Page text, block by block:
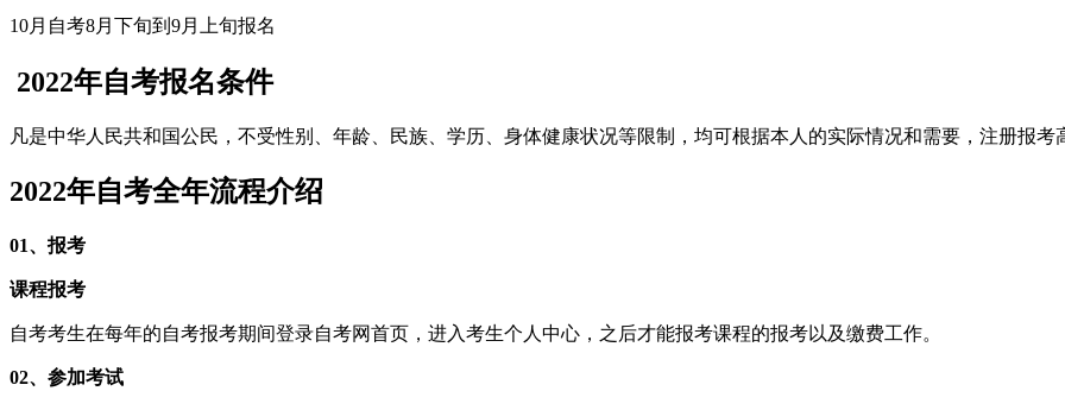
10月自考8月下旬到9月上旬报名
2022年自考报名条件
凡是中华人民共和国公民，不受性别、年龄、民族、学历、身体健康状况等限制，均可根据本人的实际情况和需要，注册报考
2022年自考全年流程介绍
01、报考
课程报考
自考考生在每年的自考报考期间登录自考网首页，进入考生个人中心，之后才能报考课程的报考以及缴费工作。
02、参加考试